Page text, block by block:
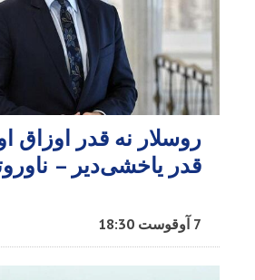
روسلار نه قدر اوزاق
قدر یاخشی‌دیر –
7 آوقوست 18:30